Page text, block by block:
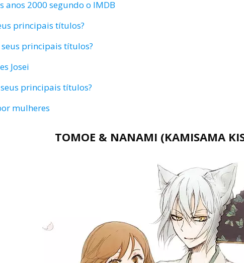
anos 2000 segundo o IMDB
principais títulos?
seus principais títulos?
Josei
principais títulos?
mulheres
TOMOE & NANAMI (KAMISAMA